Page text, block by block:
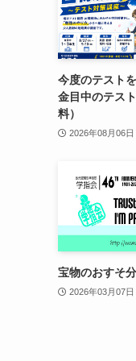
今度のテスト
金目中のテス
料）
2026年08月06日
宝物のおすそ
2026年03月07日